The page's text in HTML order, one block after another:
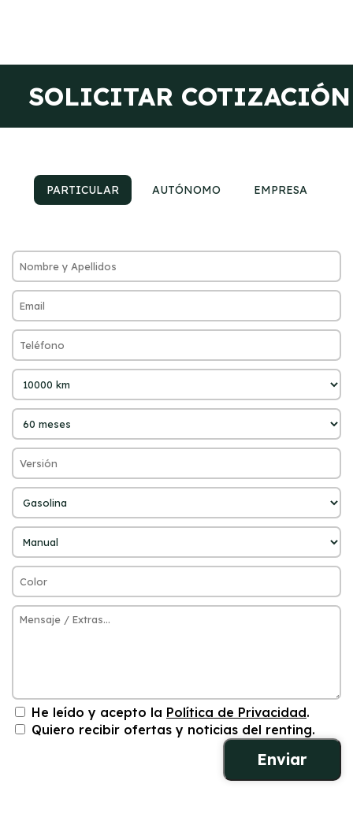
SOLICITAR COTIZACIÓN
PARTICULAR AUTÓNOMO EMPRESA
He leído y acepto la Política de Privacidad.
Quiero recibir ofertas y noticias del renting.